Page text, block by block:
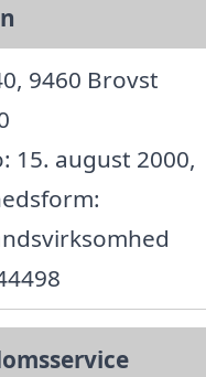
9460 Brovst
15. august 2000,